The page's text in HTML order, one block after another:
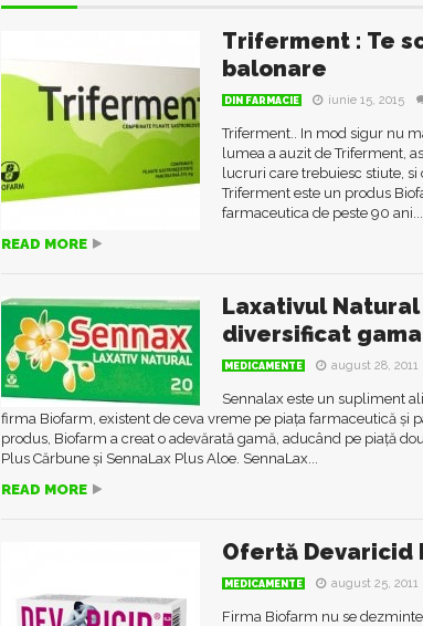
Triferment : Te
balonare
DIN FARMACIE iunie 15, 2015
Triferment.. In mod sigur nu
lumea a auzit de Triferment,
lucruri care trebuiesc stiute, si
Triferment este un produs
farmaceutica de peste 90
READ MORE
Laxativul Natural
diversificat gama
MEDICAMENTE august 28, 2011
Sennalax este un supliment
firma Biofarm, existent de ceva vreme pe piața farmaceutică și
produs, Biofarm a creat o adevărată gamă, aducând pe piață
Plus Cărbune și SennaLax Plus Aloe. SennaLax...
READ MORE
Ofertă Devaricid
MEDICAMENTE august 25, 2011
Firma Biofarm nu se